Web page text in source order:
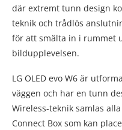
där extremt tunn design
teknik och trådlös
för att smälta in i rummet
bildupplevelsen.
LG OLED evo W6 är
väggen och har en tunn
Wireless-teknik samlas
Connect Box som kan